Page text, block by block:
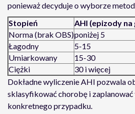
ponieważ decyduje o wyborze
Stopień
AHI (epizody na
Norma (brak OBS)poniżej 5
Łagodny
5-15
Umiarkowany
15-30
Ciężki
30 i więcej
Dokładne wyliczenie AHI pozwala
sklasyfikować chorobę i
konkretnego przypadku.